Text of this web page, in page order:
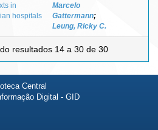
in
hospitals
Marcelo
Gattermann;
Leung, Ricky C.
resultados 14 a 30 de 30
Central
Digital - GID